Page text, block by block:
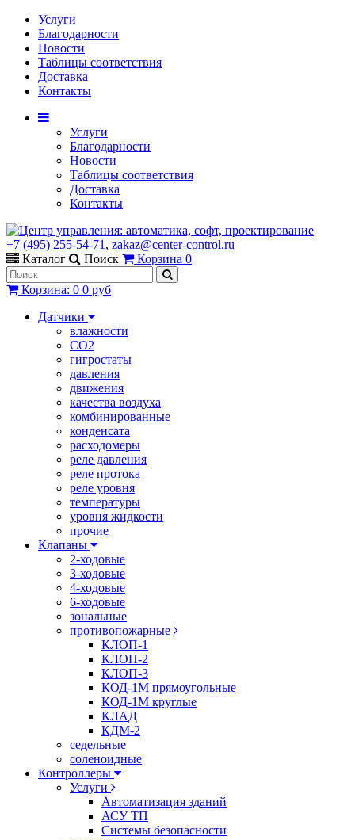
Услуги
Благодарности
Новости
Таблицы соответствия
Доставка
Контакты
Услуги
Благодарности
Новости
Таблицы соответствия
Доставка
Контакты
+7 (495) 255-54-71 , zakaz@center-control.ru
Каталог
Поиск Корзина 0
Корзина: 0 0 руб
Датчики
влажности
CO2
гигростаты
давления
движения
качества воздуха
комбинированные
конденсата
расходомеры
реле давления
реле протока
реле уровня
температуры
уровня жидкости
прочие
Клапаны
2-ходовые
3-ходовые
4-ходовые
6-ходовые
зональные
противопожарные
КЛОП-1
КЛОП-2
КЛОП-3
КОД-1М прямоугольные
КОД-1М круглые
КЛАД
КДМ-2
седельные
соленоидные
Контроллеры
Услуги
Автоматизация зданий
АСУ ТП
Системы безопасности